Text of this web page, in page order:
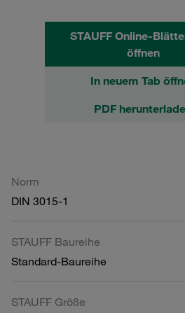
STAUFF Online-
öffnen
In neuem Tab
PDF
Norm
DIN 3015-1
STAUFF Baureihe
Standard-Baureihe
STAUFF Größe